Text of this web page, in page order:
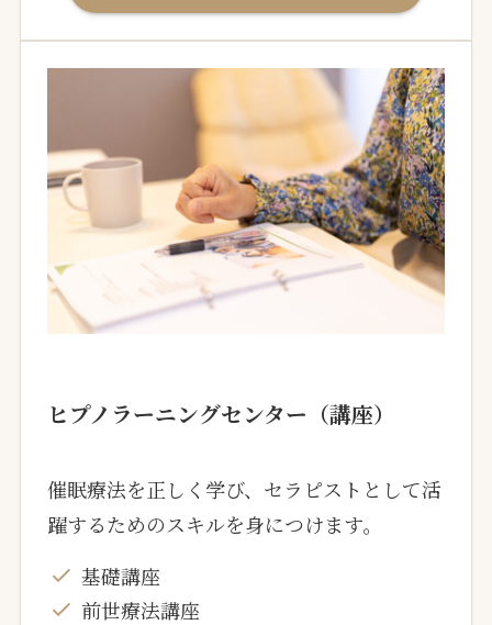
ヒプノラーニングセンター（講座）
催眠療法を正しく学び、セラピストとして活
躍するためのスキルを身につけます。
基礎講座
前世療法講座